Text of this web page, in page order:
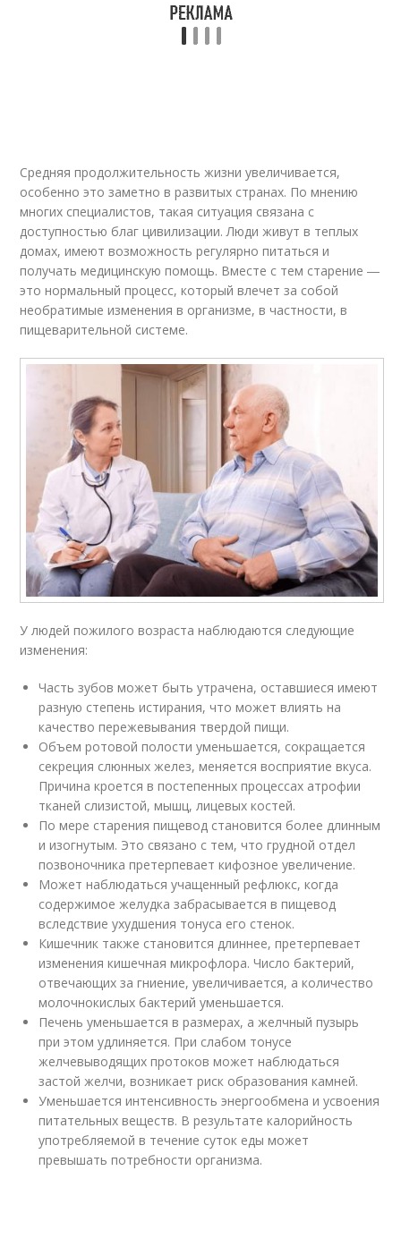
Средняя продолжительность жизни увеличивается,
особенно это заметно в развитых странах. По мнению
многих специалистов, такая ситуация связана с
доступностью благ цивилизации. Люди живут в теплых
домах, имеют возможность регулярно питаться и
получать медицинскую помощь. Вместе с тем старение ―
это нормальный процесс, который влечет за собой
необратимые изменения в организме, в частности, в
пищеварительной системе.
У людей пожилого возраста наблюдаются следующие
изменения:
Часть зубов может быть утрачена, оставшиеся имеют
разную степень истирания, что может влиять на
качество пережевывания твердой пищи.
Объем ротовой полости уменьшается, сокращается
секреция слюнных желез, меняется восприятие вкуса.
Причина кроется в постепенных процессах атрофии
тканей слизистой, мышц, лицевых костей.
По мере старения пищевод становится более длинным
и изогнутым. Это связано с тем, что грудной отдел
позвоночника претерпевает кифозное увеличение.
Может наблюдаться учащенный рефлюкс, когда
содержимое желудка забрасывается в пищевод
вследствие ухудшения тонуса его стенок.
Кишечник также становится длиннее, претерпевает
изменения кишечная микрофлора. Число бактерий,
отвечающих за гниение, увеличивается, а количество
молочнокислых бактерий уменьшается.
Печень уменьшается в размерах, а желчный пузырь
при этом удлиняется. При слабом тонусе
желчевыводящих протоков может наблюдаться
застой желчи, возникает риск образования камней.
Уменьшается интенсивность энергообмена и усвоения
питательных веществ. В результате калорийность
употребляемой в течение суток еды может
превышать потребности организма.